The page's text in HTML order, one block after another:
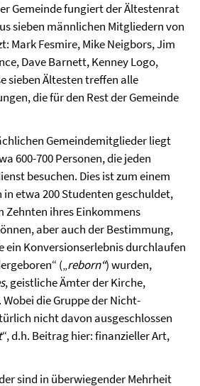
Gemeinde fungiert der Ältestenrat
sieben männlichen Mitgliedern von
Mark Fesmire, Mike Neigbors, Jim
Dave Barnett, Kenney Logo,
sieben Ältesten treffen alle
die für den Rest der Gemeinde
Gemeindemitglieder liegt
600-700 Personen, die jeden
besuchen. Dies ist zum einem
in etwa 200 Studenten geschuldet,
Zehnten ihres Einkommens
aber auch der Bestimmung,
ein Konversionserlebnis durchlaufen
(„reborn“) wurden,
, geistliche Ämter der Kirche,
die Gruppe der Nicht-
nicht davon ausgeschlossen
“, d.h. Beitrag hier: finanzieller Art,
sind in überwiegender Mehrheit